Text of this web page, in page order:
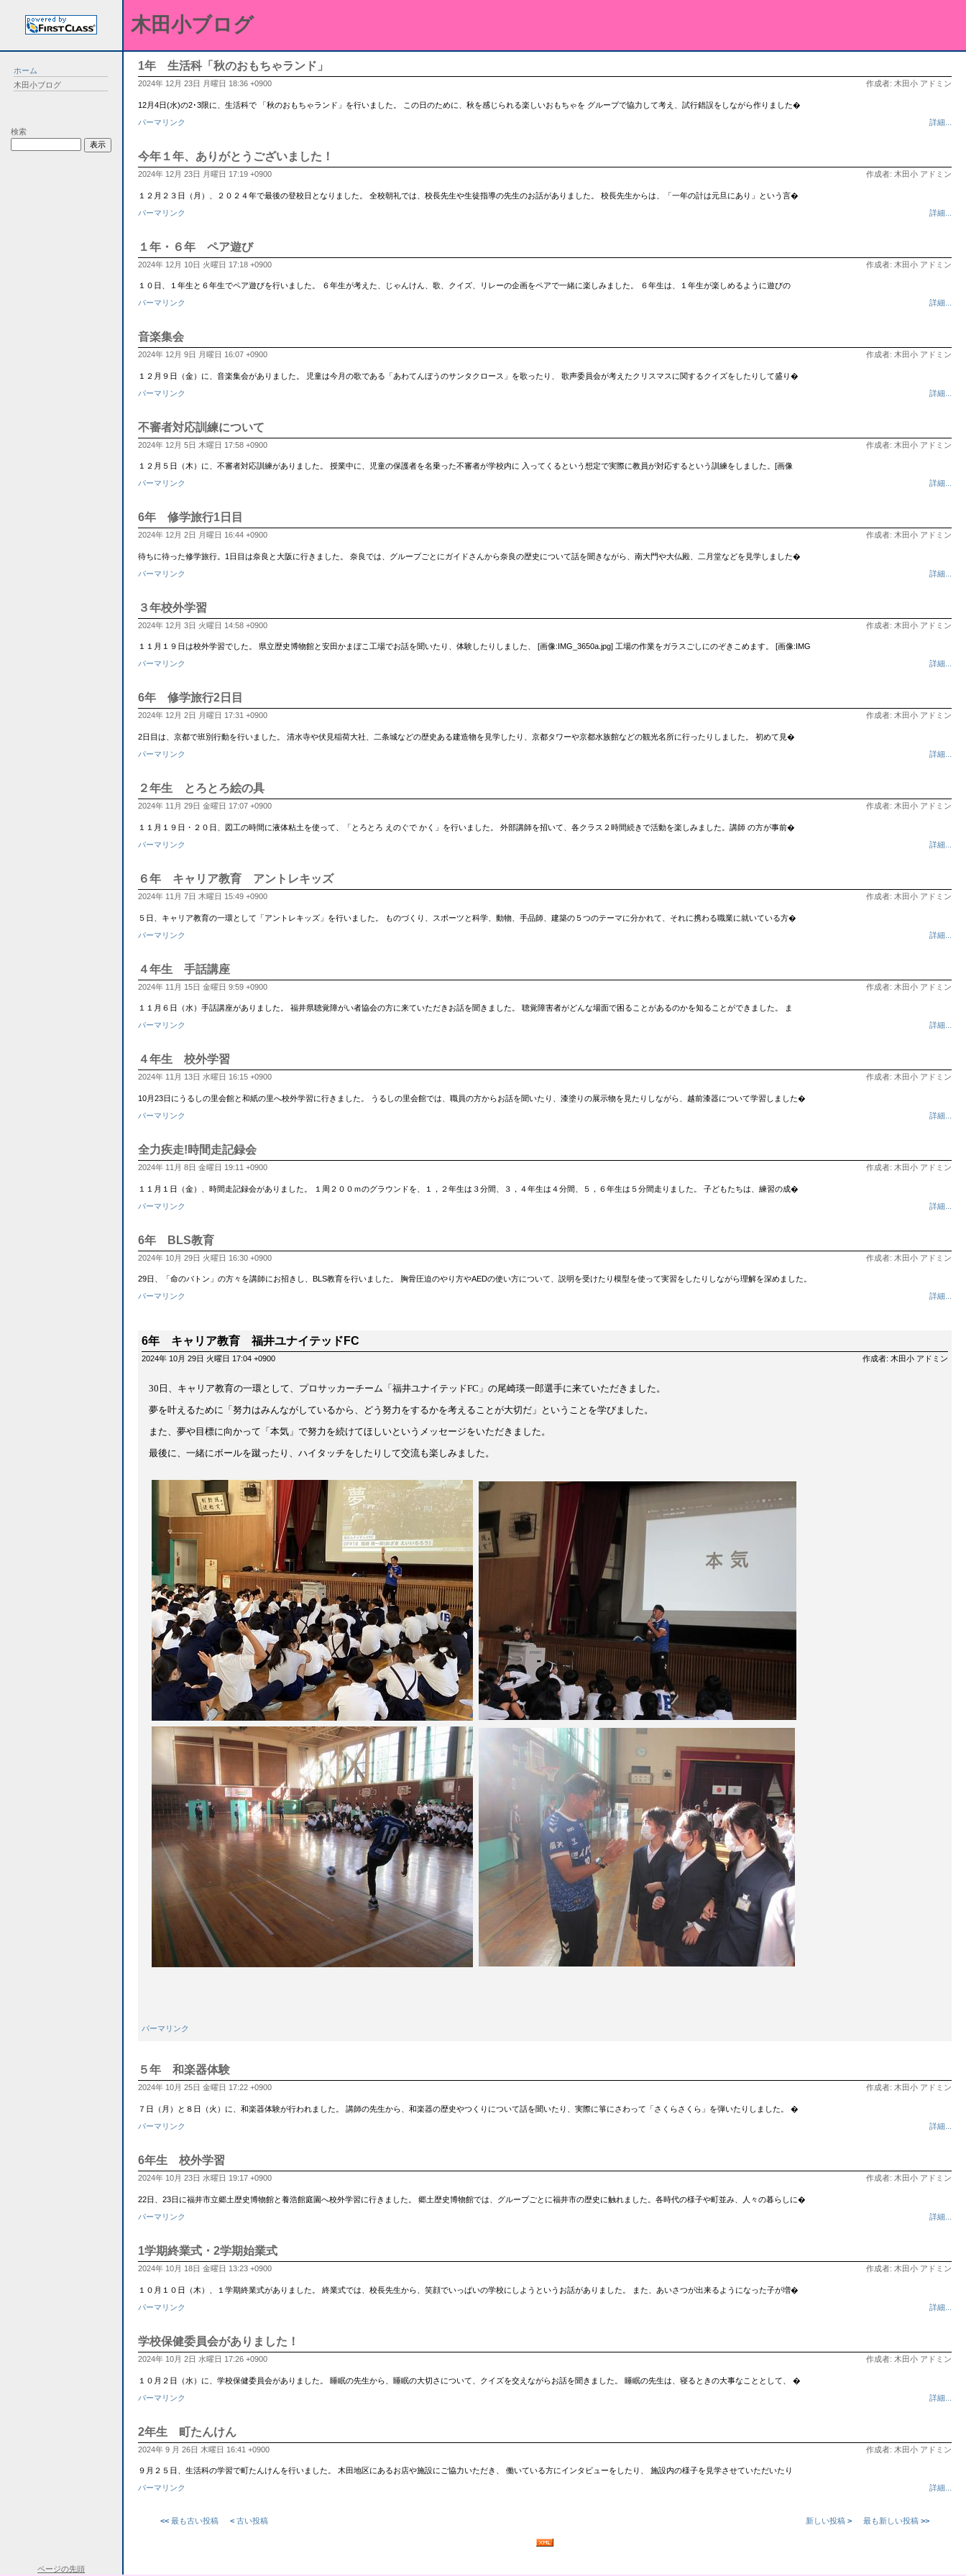
ホーム
木田小ブログ
検索
木田小ブログ
1年 生活科「秋のおもちゃランド」
2024年 12月 23日 月曜日 18:36 +0900 作成者: 木田小 アドミン
12月4日(水)の2･3限に、生活科で 「秋のおもちゃランド」を行いました。 この日のために、秋を感じられる楽しいおもちゃを グループで協力して考え、試行錯誤をしながら作りました�
パーマリンク
詳細...
今年１年、ありがとうございました！
2024年 12月 23日 月曜日 17:19 +0900 作成者: 木田小 アドミン
１２月２３日（月）、２０２４年で最後の登校日となりました。 全校朝礼では、校長先生や生徒指導の先生のお話がありました。 校長先生からは、「一年の計は元旦にあり」という言�
パーマリンク
詳細...
１年・６年 ペア遊び
2024年 12月 10日 火曜日 17:18 +0900 作成者: 木田小 アドミン
１０日、１年生と６年生でペア遊びを行いました。 ６年生が考えた、じゃんけん、歌、クイズ、リレーの企画をペアで一緒に楽しみました。 ６年生は、１年生が楽しめるように遊びの
パーマリンク
詳細...
音楽集会
2024年 12月 9日 月曜日 16:07 +0900 作成者: 木田小 アドミン
１２月９日（金）に、音楽集会がありました。 児童は今月の歌である「あわてんぼうのサンタクロース」を歌ったり、 歌声委員会が考えたクリスマスに関するクイズをしたりして盛り�
パーマリンク
詳細...
不審者対応訓練について
2024年 12月 5日 木曜日 17:58 +0900 作成者: 木田小 アドミン
１２月５日（木）に、不審者対応訓練がありました。 授業中に、児童の保護者を名乗った不審者が学校内に 入ってくるという想定で実際に教員が対応するという訓練をしました。[画像
パーマリンク
詳細...
6年 修学旅行1日目
2024年 12月 2日 月曜日 16:44 +0900 作成者: 木田小 アドミン
待ちに待った修学旅行。1日目は奈良と大阪に行きました。 奈良では、グループごとにガイドさんから奈良の歴史について話を聞きながら、南大門や大仏殿、二月堂などを見学しました�
パーマリンク
詳細...
３年校外学習
2024年 12月 3日 火曜日 14:58 +0900 作成者: 木田小 アドミン
１１月１９日は校外学習でした。 県立歴史博物館と安田かまぼこ工場でお話を聞いたり、体験したりしました、 [画像:IMG_3650a.jpg] 工場の作業をガラスごしにのぞきこめます。 [画像:IMG
パーマリンク
詳細...
6年 修学旅行2日目
2024年 12月 2日 月曜日 17:31 +0900 作成者: 木田小 アドミン
2日目は、京都で班別行動を行いました。 清水寺や伏見稲荷大社、二条城などの歴史ある建造物を見学したり、京都タワーや京都水族館などの観光名所に行ったりしました。 初めて見�
パーマリンク
詳細...
２年生 とろとろ絵の具
2024年 11月 29日 金曜日 17:07 +0900 作成者: 木田小 アドミン
１１月１９日・２０日、図工の時間に液体粘土を使って、「とろとろ えのぐで かく」を行いました。 外部講師を招いて、各クラス２時間続きで活動を楽しみました。講師 の方が事前�
パーマリンク
詳細...
６年 キャリア教育 アントレキッズ
2024年 11月 7日 木曜日 15:49 +0900 作成者: 木田小 アドミン
５日、キャリア教育の一環として「アントレキッズ」を行いました。 ものづくり、スポーツと科学、動物、手品師、建築の５つのテーマに分かれて、それに携わる職業に就いている方�
パーマリンク
詳細...
４年生 手話講座
2024年 11月 15日 金曜日 9:59 +0900 作成者: 木田小 アドミン
１１月６日（水）手話講座がありました。 福井県聴覚障がい者協会の方に来ていただきお話を聞きました。 聴覚障害者がどんな場面で困ることがあるのかを知ることができました。 ま
パーマリンク
詳細...
４年生 校外学習
2024年 11月 13日 水曜日 16:15 +0900 作成者: 木田小 アドミン
10月23日にうるしの里会館と和紙の里へ校外学習に行きました。 うるしの里会館では、職員の方からお話を聞いたり、漆塗りの展示物を見たりしながら、越前漆器について学習しました�
パーマリンク
詳細...
全力疾走!時間走記録会
2024年 11月 8日 金曜日 19:11 +0900 作成者: 木田小 アドミン
１１月１日（金）、時間走記録会がありました。 １周２００ｍのグラウンドを、１，２年生は３分間、３，４年生は４分間、５，６年生は５分間走りました。 子どもたちは、練習の成�
パーマリンク
詳細...
6年 BLS教育
2024年 10月 29日 火曜日 16:30 +0900 作成者: 木田小 アドミン
29日、「命のバトン」の方々を講師にお招きし、BLS教育を行いました。 胸骨圧迫のやり方やAEDの使い方について、説明を受けたり模型を使って実習をしたりしながら理解を深めました。
パーマリンク
詳細...
6年 キャリア教育 福井ユナイテッドFC
2024年 10月 29日 火曜日 17:04 +0900 作成者: 木田小 アドミン
30日、キャリア教育の一環として、プロサッカーチーム「福井ユナイテッドFC」の尾崎瑛一郎選手に来ていただきました。
夢を叶えるために「努力はみんながしているから、どう努力をするかを考えることが大切だ」ということを学びました。
また、夢や目標に向かって「本気」で努力を続けてほしいというメッセージをいただきました。
最後に、一緒にボールを蹴ったり、ハイタッチをしたりして交流も楽しみました。
パーマリンク
５年 和楽器体験
2024年 10月 25日 金曜日 17:22 +0900 作成者: 木田小 アドミン
７日（月）と８日（火）に、和楽器体験が行われました。 講師の先生から、和楽器の歴史やつくりについて話を聞いたり、実際に箏にさわって「さくらさくら」を弾いたりしました。 �
パーマリンク
詳細...
6年生 校外学習
2024年 10月 23日 水曜日 19:17 +0900 作成者: 木田小 アドミン
22日、23日に福井市立郷土歴史博物館と養浩館庭園へ校外学習に行きました。 郷土歴史博物館では、グループごとに福井市の歴史に触れました。各時代の様子や町並み、人々の暮らしに�
パーマリンク
詳細...
1学期終業式・2学期始業式
2024年 10月 18日 金曜日 13:23 +0900 作成者: 木田小 アドミン
１０月１０日（木）、１学期終業式がありました。 終業式では、校長先生から、笑顔でいっぱいの学校にしようというお話がありました。 また、あいさつが出来るようになった子が増�
パーマリンク
詳細...
学校保健委員会がありました！
2024年 10月 2日 水曜日 17:26 +0900 作成者: 木田小 アドミン
１０月２日（水）に、学校保健委員会がありました。 睡眠の先生から、睡眠の大切さについて、クイズを交えながらお話を聞きました。 睡眠の先生は、寝るときの大事なこととして、 �
パーマリンク
詳細...
2年生 町たんけん
2024年 9 月 26日 木曜日 16:41 +0900 作成者: 木田小 アドミン
９月２５日、生活科の学習で町たんけんを行いました。 木田地区にあるお店や施設にご協力いただき、 働いている方にインタビューをしたり、 施設内の様子を見学させていただいたり
パーマリンク
詳細...
<< 最も古い投稿 < 古い投稿 新しい投稿 > 最も新しい投稿 >>
ページの先頭